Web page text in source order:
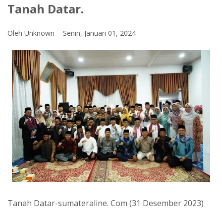
Tanah Datar.
Oleh Unknown Senin, Januari 01, 2024
Tanah Datar-sumateraline. Com (31 Desember 2023)